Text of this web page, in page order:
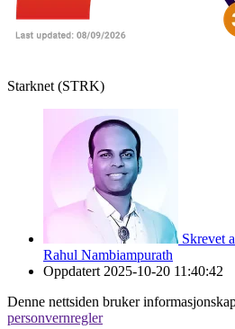
Starknet (STRK)
Skrevet
Rahul Nambiampurath
Oppdatert 2025-10-20 11:40:42
Denne nettsiden bruker
personvernregler